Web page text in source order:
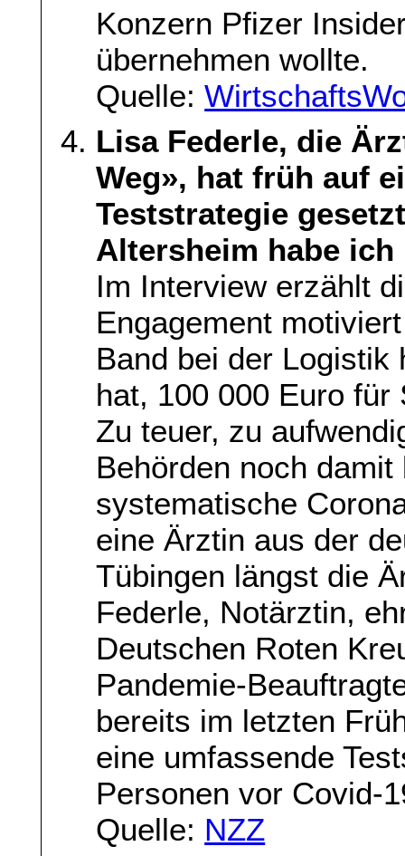
Konzern Pfizer
übernehmen wollte.
Quelle:
Lisa Federle, die
Weg», hat früh auf
Teststrategie
Altersheim habe
Im Interview erzählt
Engagement
Band bei der Logistik
hat, 100 000 Euro
Zu teuer, zu
Behörden noch
systematische
eine Ärztin aus der
Tübingen längst die
Federle, Notärztin,
Deutschen Roten
Pandemie-
bereits im letzten
eine umfassende
Personen vor Covid-
Quelle: NZZ